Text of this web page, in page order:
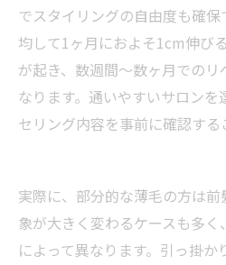
でスタイリングの自由度も確
均して1ヶ月におよそ1cm伸び
が起き、数週間〜数ヶ月での
なります。通いやすいサロン
セリング内容を事前に確認する
実際に、部分的な薄毛の方は
象が大きく変わるケースも多
によって異なります。引っ掛